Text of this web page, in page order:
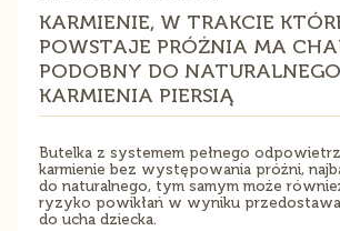
KARMIENIE, W TRAKCIE
POWSTAJE PRÓŻNIA MA
PODOBNY DO NATURALNEGO
KARMIENIA PIERSIĄ
Butelka z systemem pełnego
karmienie bez występowania próżni,
do naturalnego, tym samym może
ryzyko powikłań w wyniku
do ucha dziecka.